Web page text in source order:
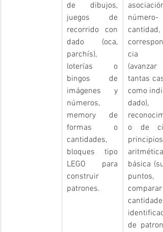
de dibujos,
juegos de
recorrido con
dado (oca,
parchís),
loterías o
bingos de
imágenes y
números,
memory de
formas o
cantidades,
bloques tipo
LEGO para
construir
patrones.
asociación
número-
cantidad,
cia
(avanzar
tantas
como
dado),
o de
aritmética
básica
puntos,
comparar
de